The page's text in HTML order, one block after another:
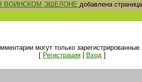
ВОИНСКОМ ЭШЕЛОНЕ добавлена страница
могут только зарегистрированные
[ Регистрация| Вход]